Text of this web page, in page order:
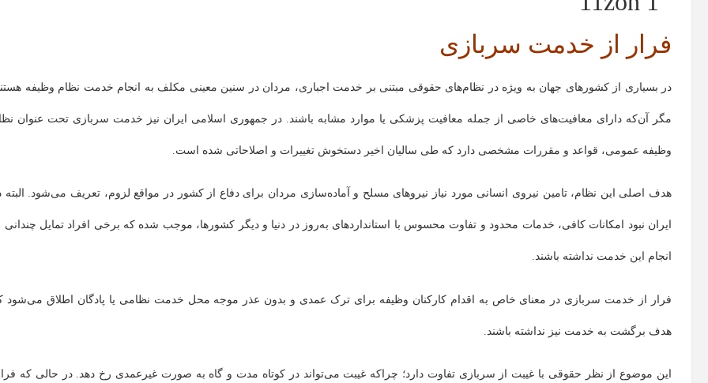
فرار از خدمت سربازی
در بسیاری از کشورهای جهان به ویژه در نظام‌های حقوقی مبتنی بر خدمت اجباری، مردان در سنین معینی مکلف به انجام خدمت نظام وظیفه
مگر آن‌که دارای معافیت‌های خاصی از جمله معافیت پزشکی یا موارد مشابه باشند. در جمهوری اسلامی ایران نیز خدمت سربازی تحت عنوان
وظیفه عمومی، قواعد و مقررات مشخصی دارد که طی سالیان اخیر دستخوش تغییرات و اصلاحاتی شده است.
هدف اصلی این نظام، تامین نیروی انسانی مورد نیاز نیروهای مسلح و آماده‌سازی مردان برای دفاع از کشور در مواقع لزوم، تعریف می‌شود. البته
ایران نبود امکانات کافی، خدمات محدود و تفاوت محسوس با استانداردهای به‌روز در دنیا و دیگر کشورها، موجب شده که برخی افراد تمایل چندانی
انجام این خدمت نداشته باشند.
فرار از خدمت سربازی در معنای خاص به اقدام کارکنان وظیفه برای ترک عمدی و بدون عذر موجه محل خدمت نظامی یا پادگان اطلاق می‌شود
هدف برگشت به خدمت نیز نداشته باشند.
این موضوع از نظر حقوقی با غیبت از سربازی تفاوت دارد؛ چراکه غیبت می‌تواند در کوتاه مدت و گاه به صورت غیرعمدی رخ دهد. در حالی که